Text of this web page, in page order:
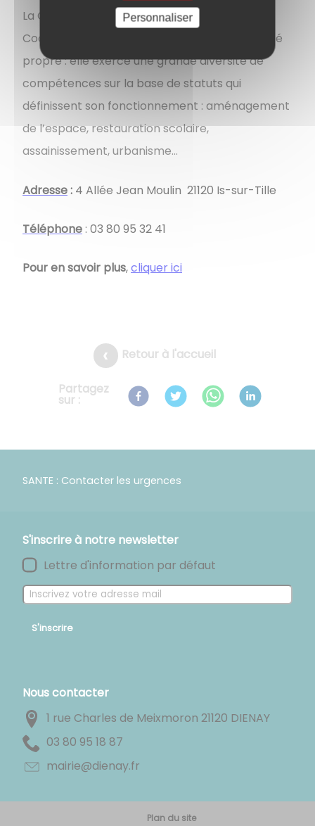
La COVATI est un établissement Public de
Coopération Intercommunale (EPCI) à fiscalité
propre : elle exerce une grande diversité de
compétences sur la base de statuts qui
définissent son fonctionnement : aménagement
de l’espace, restauration scolaire,
assainissement, urbanisme...
Adresse: 4 Allée Jean Moulin 21120 Is-sur-Tille
Téléphone : 03 80 95 32 41
Pour en savoir plus,cliquer ici
Retour à l'accueil
Partagez
sur :
SANTE : Contacter les urgences
S'inscrire à notre newsletter
Lettre d'information par défaut
S'inscrire
Nous contacter
1 rue Charles de Meixmoron 21120 DIENAY
78 81 59 08 30
rf.yaneid@eiriam
Plan du site
Personnaliser